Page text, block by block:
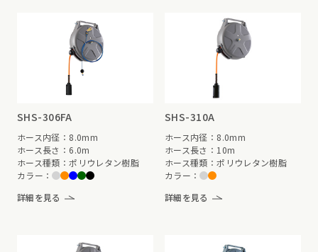
SHS-306FA
ホース内径：8.0mm
ホース長さ：6.0m
ホース種類：ポリウレタン樹脂
カラー：
詳細を見る
SHS-310A
ホース内径：8.0mm
ホース長さ：10m
ホース種類：ポリウレタン樹脂
カラー：
詳細を見る